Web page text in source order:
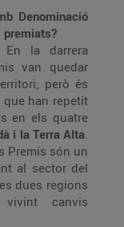
Denominació
premiats?
la darrera
van quedar
però és
que han repetit
en els quatre
i la Terra Alta.
Premis són un
al sector del
dues regions
canvis